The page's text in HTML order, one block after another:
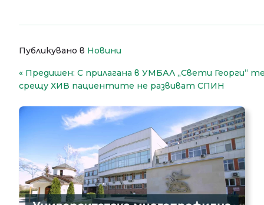
Публикувано в Новини
Навигация
Предишен: С прилагана в УМБАЛ „Свети Георги“
срещу ХИВ пациентите не развиват СПИН